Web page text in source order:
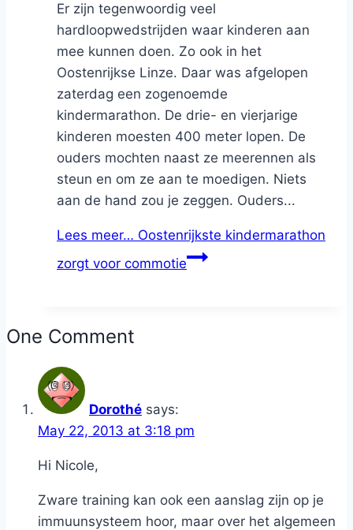
Er zijn tegenwoordig veel
hardloopwedstrijden waar kinderen aan
mee kunnen doen. Zo ook in het
Oostenrijkse Linze. Daar was afgelopen
zaterdag een zogenoemde
kindermarathon. De drie- en vierjarige
kinderen moesten 400 meter lopen. De
ouders mochten naast ze meerennen als
steun en om ze aan te moedigen. Niets
aan de hand zou je zeggen. Ouders...
Lees meer… Oostenrijkste kindermarathon
zorgt voor commotie
One Comment
Dorothé says:
May 22, 2013 at 3:18 pm
Hi Nicole,
Zware training kan ook een aanslag zijn op je
immuunsysteem hoor, maar over het algemeen